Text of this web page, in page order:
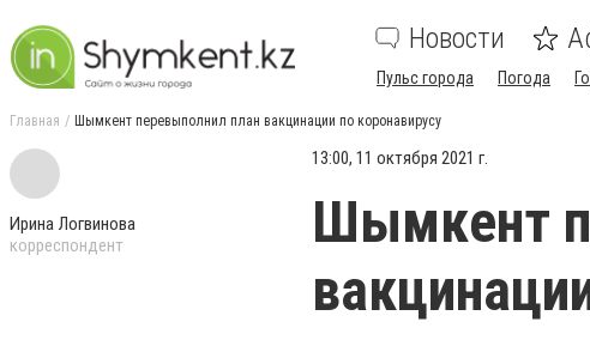
Новости
Пульс города Погода
Главная Шымкент перевыполнил план вакцинации по коронавирусу
Ирина Логвинова
корреспондент
13:00, 11 октября 2021 г.
Шымкент